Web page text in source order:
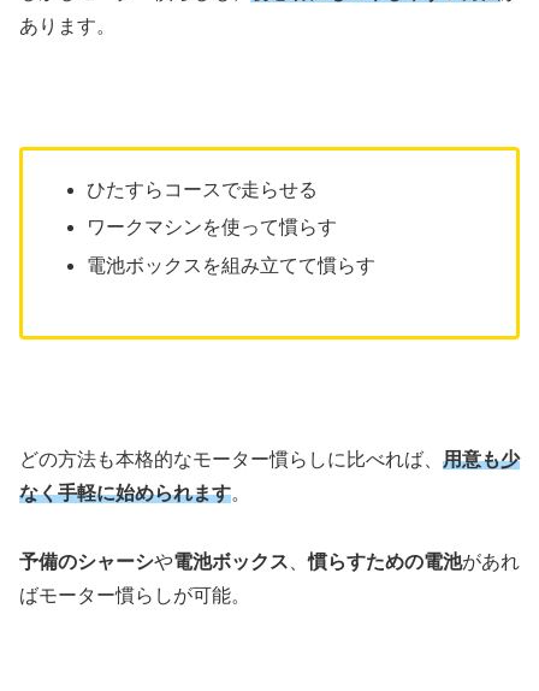
あります。
ひたすらコースで走らせる
ワークマシンを使って慣らす
電池ボックスを組み立てて慣らす
どの方法も本格的なモーター慣らしに比べれば、 用意も少
なく手軽に始められます。
予備のシャーシや電池ボックス 、慣らすための電池があれ
ばモーター慣らしが可能。